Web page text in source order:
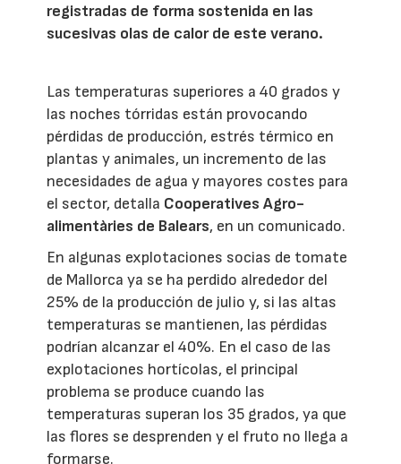
registradas de forma sostenida en las
sucesivas olas de calor de este verano.
Las temperaturas superiores a 40 grados y
las noches tórridas están provocando
pérdidas de producción, estrés térmico en
plantas y animales, un incremento de las
necesidades de agua y mayores costes para
el sector, detalla Cooperatives Agro-
alimentàries de Balears, en un comunicado.
En algunas explotaciones socias de tomate
de Mallorca ya se ha perdido alrededor del
25% de la producción de julio y, si las altas
temperaturas se mantienen, las pérdidas
podrían alcanzar el 40%. En el caso de las
explotaciones hortícolas, el principal
problema se produce cuando las
temperaturas superan los 35 grados, ya que
las flores se desprenden y el fruto no llega a
formarse.